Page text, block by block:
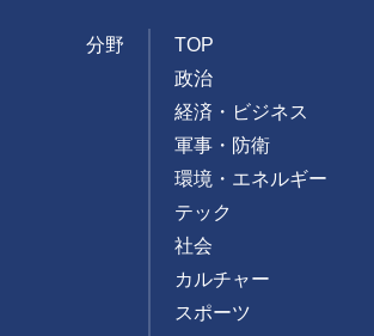
分野
TOP
政治
経済・ビジネス
軍事・防衛
環境・エネルギー
テック
社会
カルチャー
スポーツ